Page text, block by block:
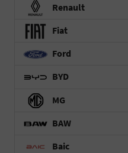
Renault
Fiat
Ford
BYD
MG
BAW
Baic